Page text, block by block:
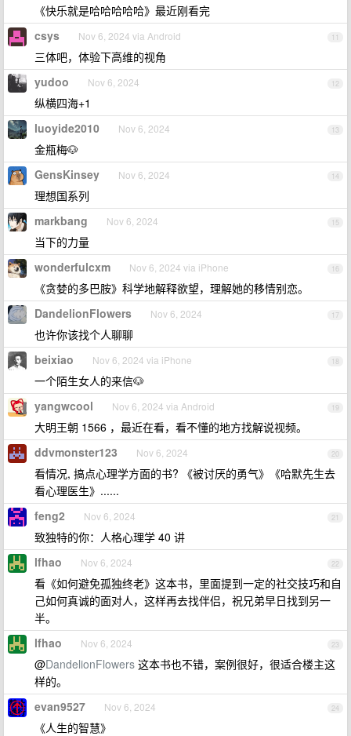
《快乐就是哈哈哈哈哈》最近刚看完
11
csys Nov 6, 2024 via Android
三体吧，体验下高维的视角
12
yudoo Nov 6, 2024
纵横四海+1
13
luoyide2010 Nov 6, 2024
金瓶梅🐶
14
GensKinsey Nov 6, 2024
理想国系列
15
markbang Nov 6, 2024
当下的力量
16
wonderfulcxm Nov 6, 2024 via iPhone
《贪婪的多巴胺》科学地解释欲望，理解她的移情别恋。
17
DandelionFlowers Nov 6, 2024
也许你该找个人聊聊
18
beixiao Nov 6, 2024 via iPhone
一个陌生女人的来信🐶
19
yangwcool Nov 6, 2024 via Android
大明王朝 1566 ，最近在看，看不懂的地方找解说视频。
20
ddvmonster123 Nov 6, 2024
看情况, 搞点心理学方面的书? 《被讨厌的勇气》《哈默先生去
看心理医生》......
21
feng2 Nov 6, 2024
致独特的你：人格心理学 40 讲
22
lfhao Nov 6, 2024
看《如何避免孤独终老》这本书，里面提到一定的社交技巧和自
己如何真诚的面对人，这样再去找伴侣，祝兄弟早日找到另一
半。
23
lfhao Nov 6, 2024
@DandelionFlowers 这本书也不错，案例很好，很适合楼主这
样的。
24
evan9527 Nov 6, 2024
《人生的智慧》